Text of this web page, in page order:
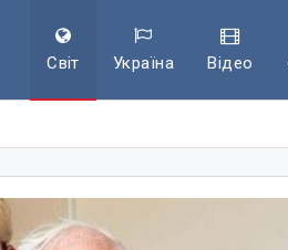
Світ Україна Відео